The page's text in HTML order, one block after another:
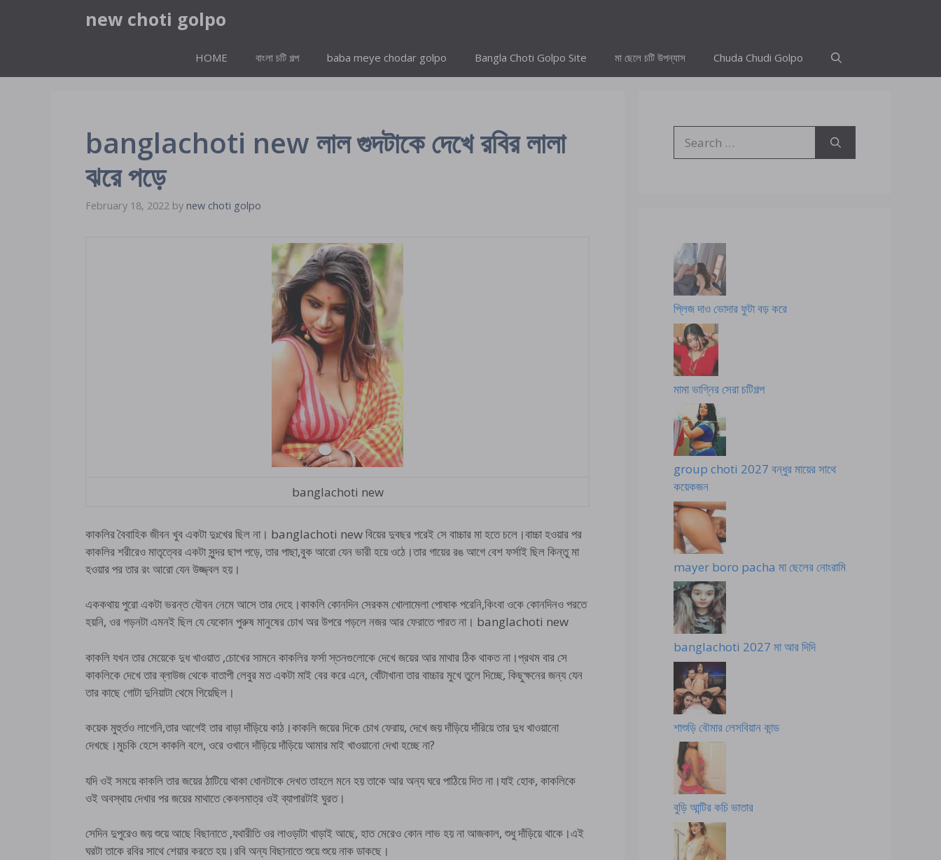
new choti golpo
HOME বাংলা চটি গল্প baba meye chodar golpo Bangla Choti Golpo Site মা ছেলে চটি উপন্যাস Chuda Chudi Golpo
banglachoti new লাল গুদটাকে দেখে রবির লালা
ঝরে পড়ে
February 18, 2022 by new choti golpo
banglachoti new
কাকলির বৈবাহিক জীবন খুব একটা দুঃখের ছিল না। banglachoti new বিয়ের দুবছর পরেই সে বাচ্চার মা হতে চলে।বাচ্চা হওয়ার পর
কাকলির শরীরেও মাতৃত্বের একটা সুন্দর ছাপ পড়ে, তার পাছা,বুক আরো যেন ভারী হয়ে ওঠে।তার গায়ের রঙ আগে বেশ ফর্সাই ছিল কিন্তু মা
হওয়ার পর তার রং আরো যেন উজ্জ্বল হয়।
এককথায় পুরো একটা ভরন্ত যৌবন নেমে আসে তার দেহে।কাকলি কোনদিন সেরকম খোলামেলা পোষাক পরেনি,কিংবা ওকে কোনদিনও পরতে
হয়নি, ওর গড়নটা এমনই ছিল যে যেকোন পুরুষ মানুষের চোখ অর উপরে পড়লে নজর আর ফেরাতে পারত না। banglachoti new
কাকলি যখন তার মেয়েকে দুধ খাওয়াত ,চোখের সামনে কাকলির ফর্সা স্তনগুলোকে দেখে জয়ের আর মাথার ঠিক থাকত না।প্রথম বার সে
কাকলিকে দেখে তার ব্লাউজ থেকে বাতাপী লেবুর মত একটা মাই বের করে এনে, বোঁটাখানা তার বাচ্চার মুখে তুলে দিচ্ছে, কিছুক্ষনের জন্য যেন
তার কাছে গোটা দুনিয়াটা থেমে গিয়েছিল।
কয়েক মুহুর্তও লাগেনি,তার আগেই তার বাড়া দাঁড়িয়ে কাঠ।কাকলি জয়ের দিকে চোখ ফেরায়, দেখে জয় দাঁড়িয়ে দাঁরিয়ে তার দুধ খাওয়ানো
দেখছে।মুচকি হেসে কাকলি বলে, ওরে ওখানে দাঁড়িয়ে দাঁড়িয়ে আমার মাই খাওয়ানো দেখা হচ্ছে না?
যদি ওই সময়ে কাকলি তার জয়ের ঠাটিয়ে থাকা ধোনটাকে দেখত তাহলে মনে হয় তাকে আর অন্য ঘরে পাঠিয়ে দিত না।যাই হোক, কাকলিকে
ওই অবস্থায় দেখার পর জয়ের মাথাতে কেবলমাত্র ওই ব্যাপারটাই ঘুরত।
সেদিন দুপুরেও জয় শুয়ে আছে বিছানাতে ,যথারীতি ওর লাওড়াটা খাড়াই আছে, হাত মেরেও কোন লাভ হয় না আজকাল, শুধু দাঁড়িয়ে থাকে।এই
ঘরটা তাকে রবির সাথে শেয়ার করতে হয়।রবি অন্য বিছানাতে শুয়ে শুয়ে নাক ডাকছে।
for:
প্লিজ দাও ভোদার ফুটা বড় করে
মামা ভাগ্নির সেরা চটিগল্প
group choti 2027 বন্ধুর মায়ের সাথে
কয়েকজন
mayer boro pacha মা ছেলের নোংরামি
banglachoti 2027 মা আর দিদি
শাশুড়ি বৌমার লেসবিয়ান কান্ড
বুড়ি আন্টির কচি ভাতার